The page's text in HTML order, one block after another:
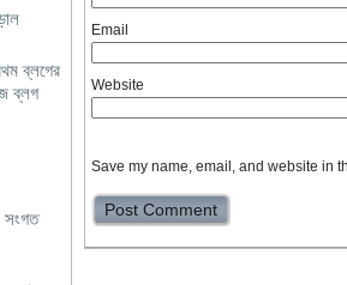
ব্লগের
ব্লগ
সংগত
Email
Website
Save my name, email, and website in